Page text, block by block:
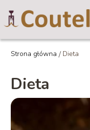
Strona główna / Dieta
Dieta